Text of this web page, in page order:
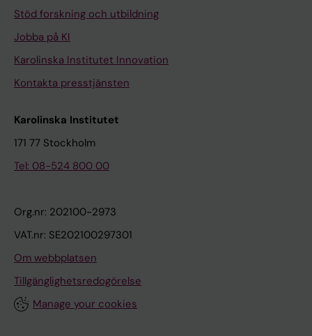
Stöd forskning och utbildning
Jobba på KI
Karolinska Institutet Innovation
Kontakta presstjänsten
Karolinska Institutet
171 77 Stockholm
Tel: 08-524 800 00
Org.nr: 202100-2973
VAT.nr: SE202100297301
Om webbplatsen
Tillgänglighetsredogörelse
Manage your cookies